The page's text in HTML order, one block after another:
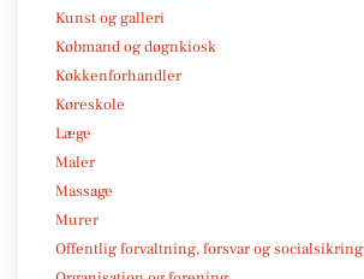
Kunst og galleri
Købmand og døgnkiosk
Køkkenforhandler
Køreskole
Læge
Maler
Massage
Murer
Offentlig forvaltning, forsvar og socialsikring